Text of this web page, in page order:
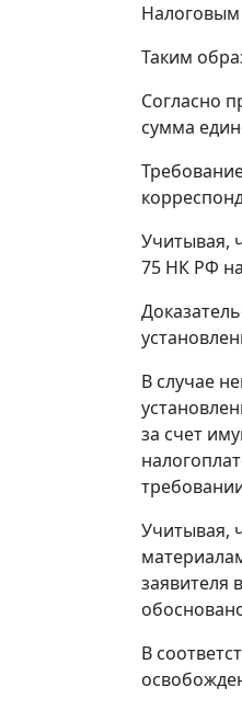
Налоговым
Таким
Согласно
сумма
Учитывая,
75 НК РФ
В случае
за счет
Учитывая,
заявителя
В